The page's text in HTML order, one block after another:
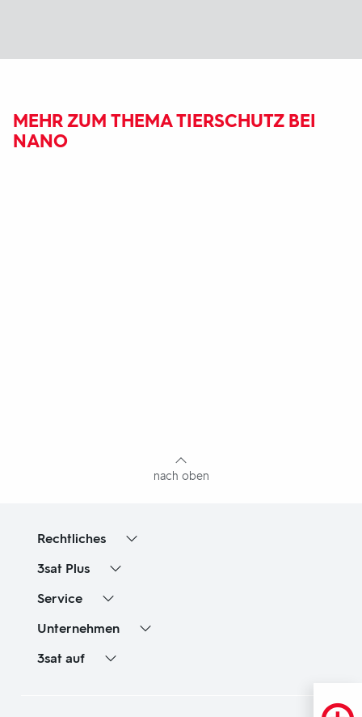
MEHR ZUM THEMA TIERSCHUTZ BEI
NANO
nach oben
Rechtliches
3sat Plus
Service
Unternehmen
3sat auf